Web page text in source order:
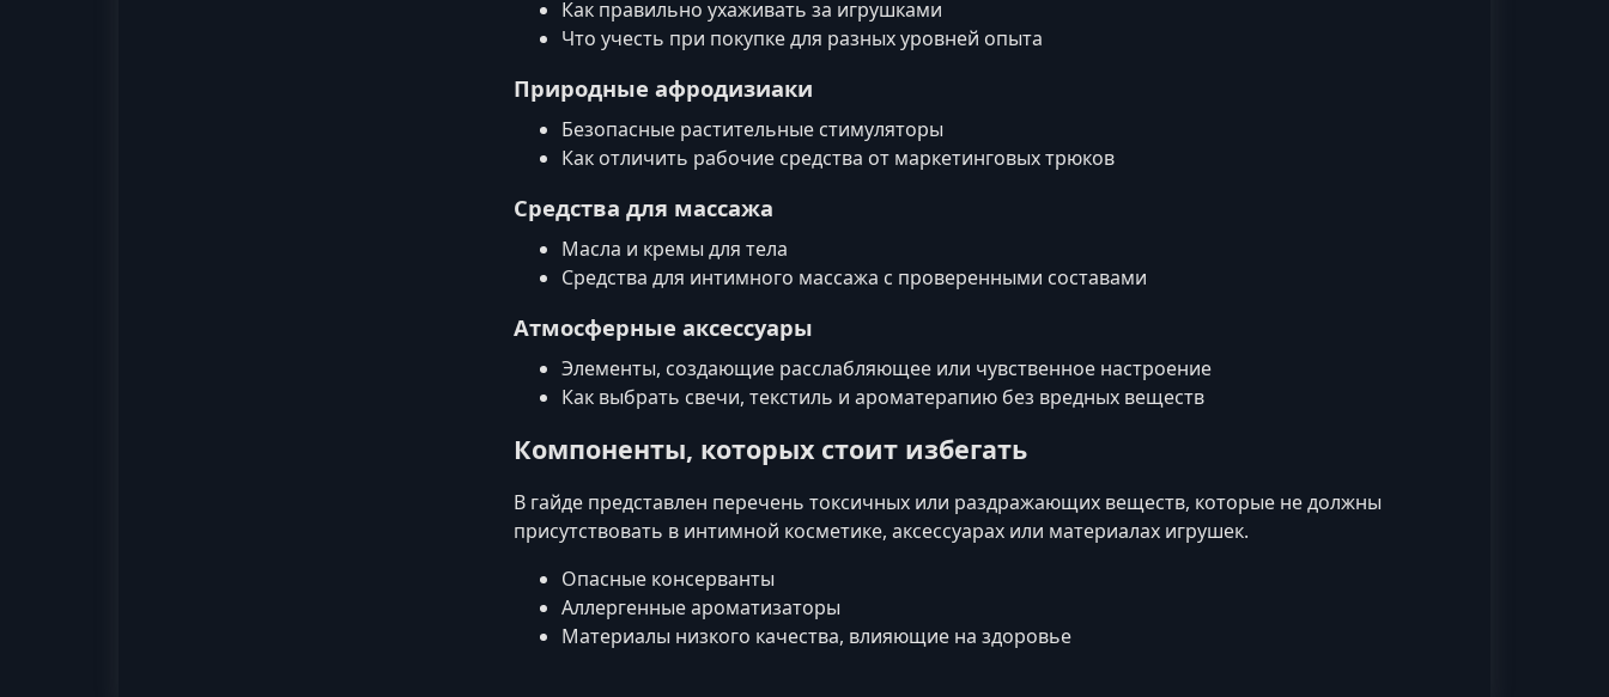
Как правильно ухаживать за игрушками
Что учесть при покупке для разных уровней опыта
Природные афродизиаки
Безопасные растительные стимуляторы
Как отличить рабочие средства от маркетинговых трюков
Средства для массажа
Масла и кремы для тела
Средства для интимного массажа с проверенными составами
Атмосферные аксессуары
Элементы, создающие расслабляющее или чувственное настроение
Как выбрать свечи, текстиль и ароматерапию без вредных веществ
Компоненты, которых стоит избегать
В гайде представлен перечень токсичных или раздражающих веществ, которые не должны
присутствовать в интимной косметике, аксессуарах или материалах игрушек.
Опасные консерванты
Аллергенные ароматизаторы
Материалы низкого качества, влияющие на здоровье